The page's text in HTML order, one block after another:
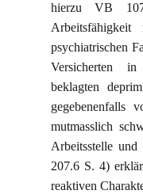
hierzu VB
Arbeitsfähigkeit
psychiatrischen
Versicherten
beklagten
gegebenenfalls
mutmasslich
Arbeitsstelle
207.6 S. 4)
reaktiven